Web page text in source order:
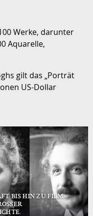
Werke, darunter
Aquarelle,
gilt das „Porträt
US-Dollar
BIS HIN ZU FILM: